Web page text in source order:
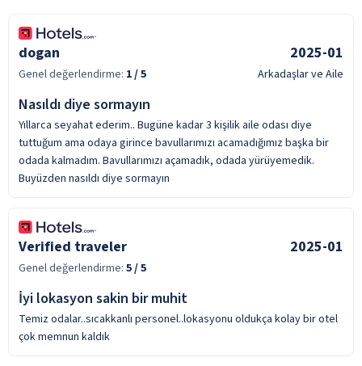
dogan 2025-01
Genel değerlendirme: 1/ 5 Arkadaşlar ve Aile
Nasıldı diye sormayın
Yıllarca seyahat ederim.. Bugüne kadar 3 kişilik aile odası diye
tuttuğum ama odaya girince bavullarımızı acamadığımız başka bir
odada kalmadım. Bavullarımızı açamadık, odada yürüyemedik.
Buyüzden nasıldı diye sormayın
Verified traveler 2025-01
Genel değerlendirme: 5/ 5
İyi lokasyon sakin bir muhit
Temiz odalar..sıcakkanlı personel..lokasyonu oldukça kolay bir otel
çok memnun kaldık